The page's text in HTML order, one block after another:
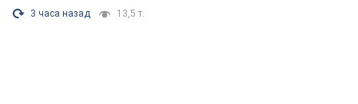
3 часа назад 13,5 т.